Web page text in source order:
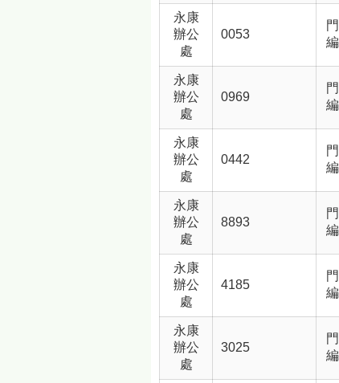
永康
辦公
處
0053
永康
辦公
處
0969
永康
辦公
處
0442
永康
辦公
處
8893
永康
辦公
處
4185
永康
辦公
處
3025